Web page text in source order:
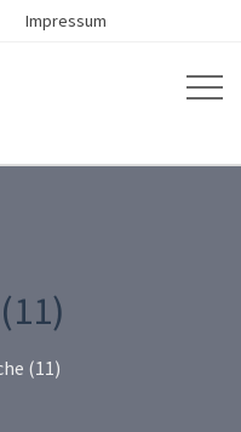
Impressum
(11)